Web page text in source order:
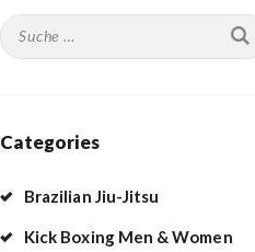
Suche nach:
Categories
Brazilian Jiu-Jitsu
Kick Boxing Men & Women